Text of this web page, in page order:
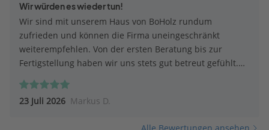
Wir würden es wieder tun!
Wir sind mit unserem Haus von BoHolz rundum
zufrieden und können die Firma uneingeschränkt
weiterempfehlen. Von der ersten Beratung bis zur
Fertigstellung haben wir uns stets gut betreut gefühlt.
erfüllt, und die verwendeten Materialien sowie die
Verarbeitung machen einen hochwertigen Eindruck.
23 Juli 2026 Markus D.